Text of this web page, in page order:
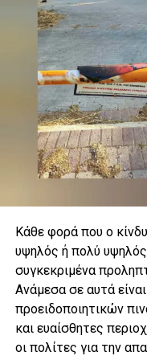
.
.
Κάθε φορά που ο
υψηλός ή πολύ
συγκεκριμένα
Ανάμεσα σε αυτά
προειδοποιητικών
και ευαίσθητες
οι πολίτες για την